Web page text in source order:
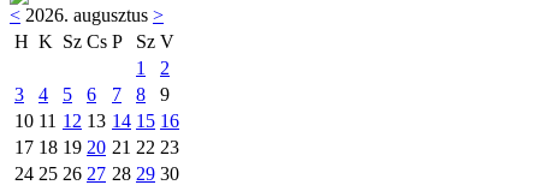
< 2026. augusztus >
H K Sz Cs P Sz V
1
2
3
4 5 6 7 8
9
10 11 12 13 14 15 16
17 18 19 20 21 22 23
24 25 26 27 28 29 30